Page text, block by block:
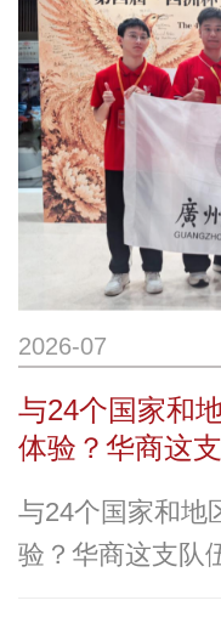
通专升本录取通
的温度越过千里
2026-07
与24个国家和
体验？华商这
与24个国家和地
验？华商这支队